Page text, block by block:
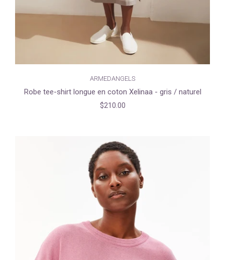
ARMEDANGELS
Robe tee-shirt longue en coton Xelinaa - gris / naturel
$210.00